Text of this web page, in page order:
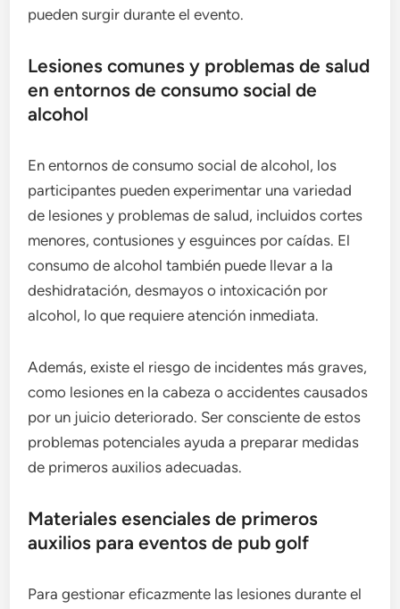
pueden surgir durante el evento.
Lesiones comunes y problemas de salud
en entornos de consumo social de
alcohol
En entornos de consumo social de alcohol, los
participantes pueden experimentar una variedad
de lesiones y problemas de salud, incluidos cortes
menores, contusiones y esguinces por caídas. El
consumo de alcohol también puede llevar a la
deshidratación, desmayos o intoxicación por
alcohol, lo que requiere atención inmediata.
Además, existe el riesgo de incidentes más graves,
como lesiones en la cabeza o accidentes causados
por un juicio deteriorado. Ser consciente de estos
problemas potenciales ayuda a preparar medidas
de primeros auxilios adecuadas.
Materiales esenciales de primeros
auxilios para eventos de pub golf
Para gestionar eficazmente las lesiones durante el